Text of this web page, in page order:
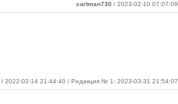
cartman730 / 2023-02-10 07:07:09
/ 2022-02-14 21:44:40 / Редакция № 1: 2023-03-31 21:54:07